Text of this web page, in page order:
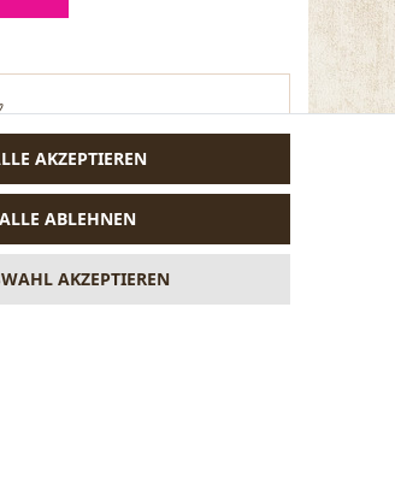
AKZEPTIEREN
ALLE ABLEHNEN
AKZEPTIEREN